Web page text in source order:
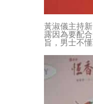
黃淑儀主持
露因為要配
旨，男士不懂